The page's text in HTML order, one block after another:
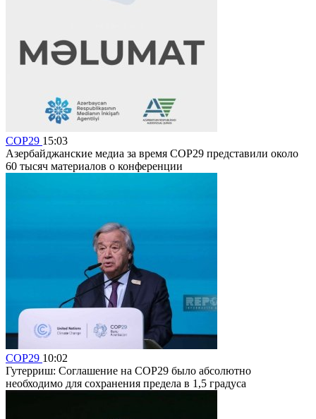
COP29 15:03
Азербайджанские медиа за время COP29 представили около
60 тысяч материалов о конференции
COP29 10:02
Гутерриш: Соглашение на COP29 было абсолютно
необходимо для cохранения предела в 1,5 градуса